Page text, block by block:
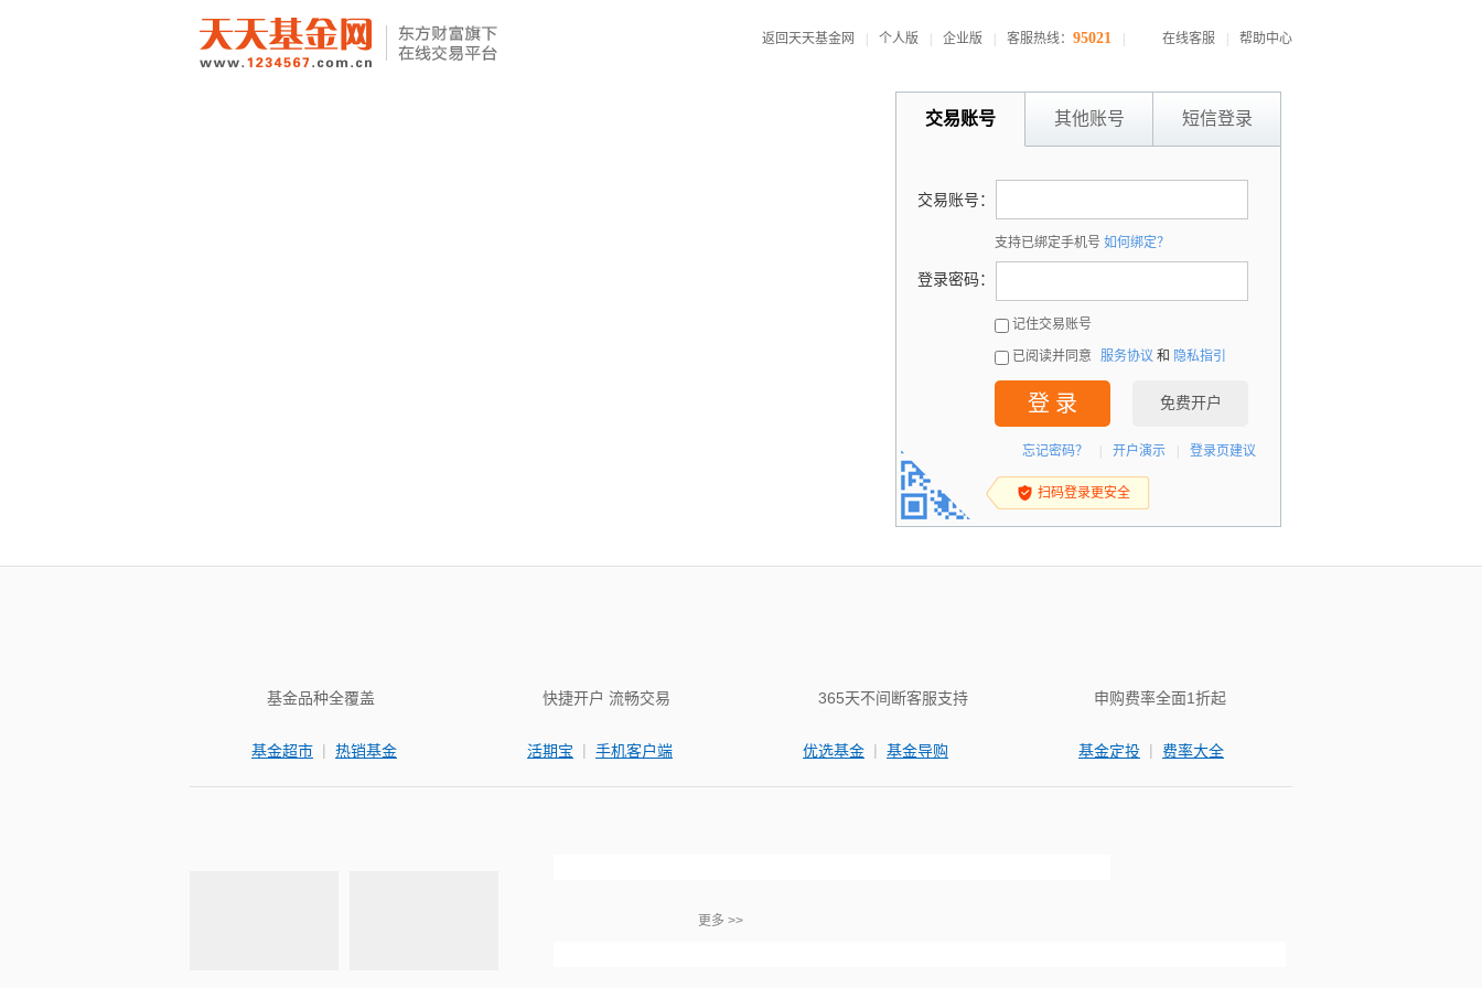
返回天天基金网 个人版 企业版 客服热线： 95021 在线客服 帮助中心
交易账号 其他账号 短信登录
交易账号：
支持已绑定手机号 如何绑定？
登录密码：
记住交易账号
已阅读并同意 服务协议 和 隐私指引
登 录 免费开户
忘记密码？ 开户演示 登录页建议
扫码登录更安全
基金品种全覆盖
基金超市 | 热销基金
快捷开户 流畅交易
活期宝 | 手机客户端
365天不间断客服支持
优选基金 | 基金导购
申购费率全面1折起
基金定投 | 费率大全
更多 >>